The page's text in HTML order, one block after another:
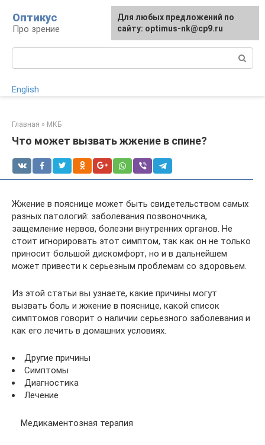
контенту
Оптикус
Про зрение
English
Главная » МКБ
Что может вызвать жжение в спине?
Жжение в пояснице может быть свидетельством самых
разных патологий: заболевания позвоночника,
защемление нервов, болезни внутренних органов. Не
стоит игнорировать этот симптом, так как он не только
приносит большой дискомфорт, но и в дальнейшем
может привести к серьезным проблемам со здоровьем.
Из этой статьи вы узнаете, какие причины могут
вызвать боль и жжение в пояснице, какой список
симптомов говорит о наличии серьезного заболевания и
как его лечить в домашних условиях.
Другие причины
Симптомы
Диагностика
Лечение
Медикаментозная терапия
Для любых предложений по
сайту: optimus-nk@cp9.ru